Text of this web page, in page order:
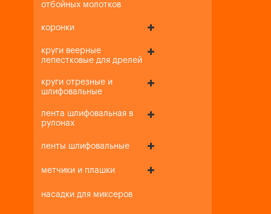
отбойных молотков
коронки
круги веерные
лепестковые для дрелей
круги отрезные и
шлифовальные
лента шлифовальная в
рулонах
ленты шлифовальные
метчики и плашки
насадки для миксеров